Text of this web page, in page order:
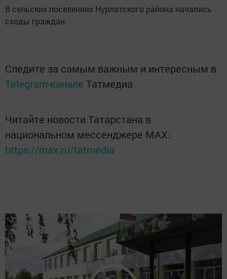
В сельских поселениях Нурлатского района начались
сходы граждан.
Следите за самым важным и интересным в
Telegram-канале Татмедиа
Читайте новости Татарстана в
национальном мессенджере MАХ:
https://max.ru/tatmedia